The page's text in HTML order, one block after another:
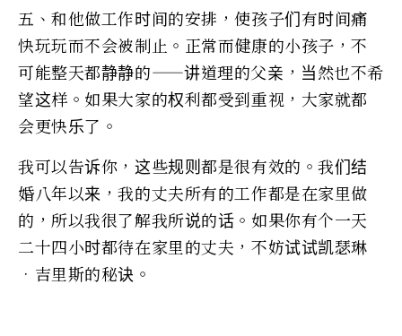
五、和他做工作时间的安排，使孩子们有时间痛
快玩玩而不会被制止。正常而健康的小孩子，不
可能整天都静静的——讲道理的父亲，当然也不希
望这样。如果大家的权利都受到重视，大家就都
会更快乐了。
我可以告诉你，这些规则都是很有效的。我们结
婚八年以来，我的丈夫所有的工作都是在家里做
的，所以我很了解我所说的话。如果你有个一天
二十四小时都待在家里的丈夫，不妨试试凯瑟琳
•吉里斯的秘诀。